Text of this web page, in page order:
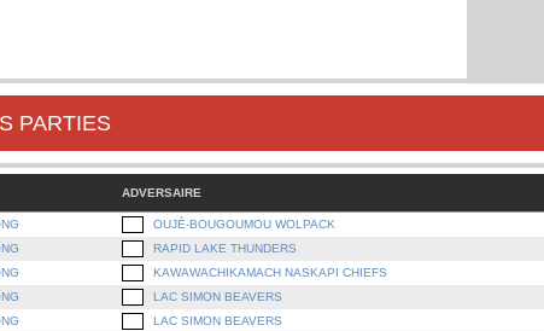
PARTIES
ADVERSAIRE
OUJÉ-BOUGOUMOU WOLPACK
RAPID LAKE THUNDERS
KAWAWACHIKAMACH NASKAPI CHIEFS
LAC SIMON BEAVERS
LAC SIMON BEAVERS